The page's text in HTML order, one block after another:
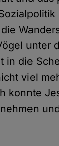
unter
in die
viel
konnte